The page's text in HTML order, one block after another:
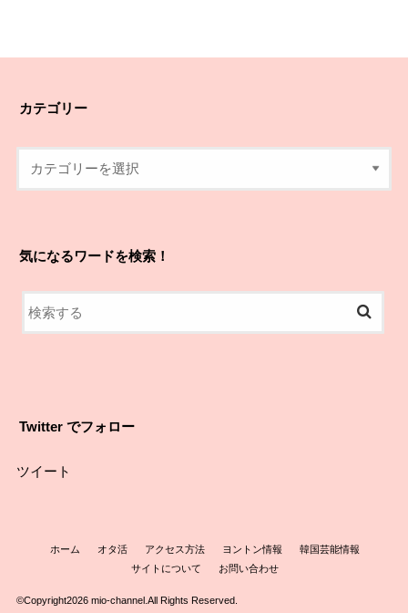
カテゴリー
気になるワードを検索！
Twitter でフォロー
ツイート
ホーム オタ活 アクセス方法 ヨントン情報
韓国芸能情報
サイトについて
お問い合わせ
©Copyright2026 mio-channel.All Rights Reserved.